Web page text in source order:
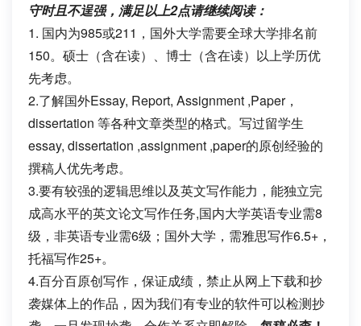
守时且不逞强，满足以上2点请继续阅读：
1. 国内为985或211，国外大学需要全球大学排名前
150。硕士（含在读）、博士（含在读）以上学历优
先考虑。
2.了解国外Essay, Report, Assignment ,Paper，
dissertation 等各种文章类型的格式。写过留学生
essay, dissertation ,assignment ,paper的原创经验的
撰稿人优先考虑。
3.要有较强的逻辑思维以及英文写作能力，能独立完
成高水平的英文论文写作任务,国内大学英语专业需8
级，非英语专业需6级；国外大学，需雅思写作6.5+，
托福写作25+。
4.百分百原创写作，保证成绩，禁止从网上下载和抄
袭媒体上的作品，因为我们有专业的软件可以检测抄